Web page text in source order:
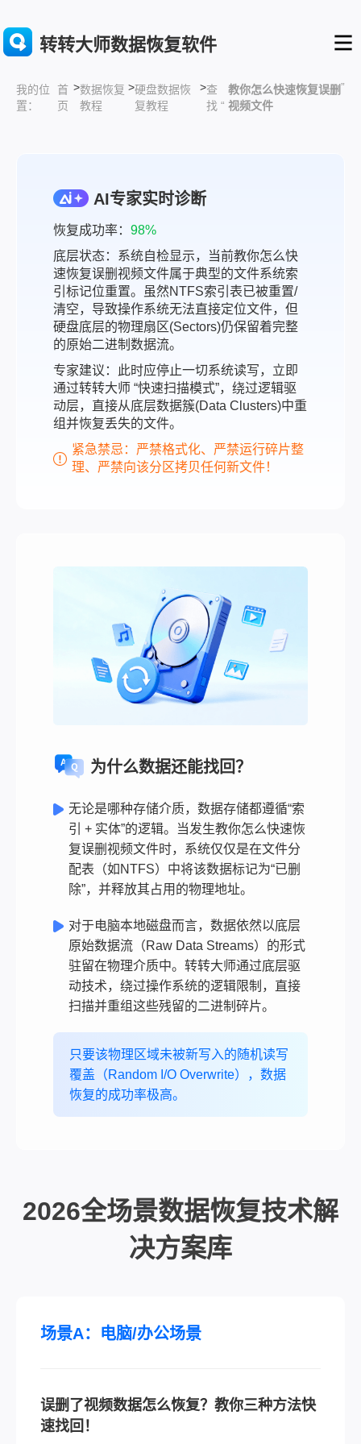
转转大师数据恢复软件
我的位
置：
首
页
>数据恢复
教程
>硬盘数据恢
复教程
>查
找 “
教你怎么快速恢复误删
视频文件
”
AI专家实时诊断
恢复成功率： 98%
底层状态：系统自检显示，当前教你怎么快
速恢复误删视频文件属于典型的文件系统索
引标记位重置。虽然NTFS索引表已被重置/
清空，导致操作系统无法直接定位文件，但
硬盘底层的物理扇区(Sectors)仍保留着完整
的原始二进制数据流。
专家建议：此时应停止一切系统读写，立即
通过转转大师 “快速扫描模式”，绕过逻辑驱
动层，直接从底层数据簇(Data Clusters)中重
组并恢复丢失的文件。
紧急禁忌：严禁格式化、严禁运行碎片整
理、严禁向该分区拷贝任何新文件！
为什么数据还能找回？
无论是哪种存储介质，数据存储都遵循“索
引 + 实体”的逻辑。当发生教你怎么快速恢
复误删视频文件时，系统仅仅是在文件分
配表（如NTFS）中将该数据标记为“已删
除”，并释放其占用的物理地址。
对于电脑本地磁盘而言，数据依然以底层
原始数据流（Raw Data Streams）的形式
驻留在物理介质中。转转大师通过底层驱
动技术，绕过操作系统的逻辑限制，直接
扫描并重组这些残留的二进制碎片。
只要该物理区域未被新写入的随机读写
覆盖（Random I/O Overwrite），数据
恢复的成功率极高。
2026全场景数据恢复技术解
决方案库
场景A：电脑/办公场景
误删了视频数据怎么恢复？教你三种方法快
速找回！